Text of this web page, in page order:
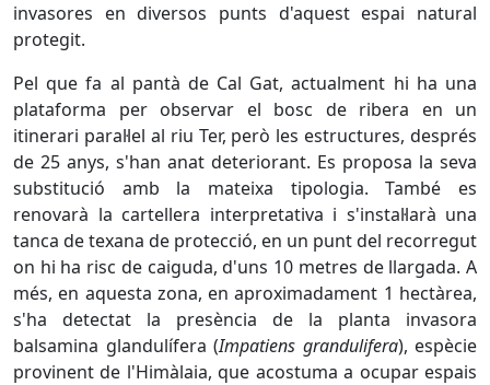
invasores en diversos punts d'aquest espai natural
protegit.
Pel que fa al pantà de Cal Gat, actualment hi ha una
plataforma per observar el bosc de ribera en un
itinerari paral·lel al riu Ter, però les estructures, després
de 25 anys, s'han anat deteriorant. Es proposa la seva
substitució amb la mateixa tipologia. També es
renovarà la cartellera interpretativa i s'instal·larà una
tanca de texana de protecció, en un punt del recorregut
on hi ha risc de caiguda, d'uns 10 metres de llargada. A
més, en aquesta zona, en aproximadament 1 hectàrea,
s'ha detectat la presència de la planta invasora
balsamina glandulífera (Impatiens grandulifera), espècie
provinent de l'Himàlaia, que acostuma a ocupar espais